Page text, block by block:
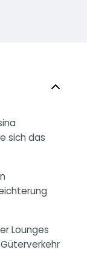
sich das
Lounges